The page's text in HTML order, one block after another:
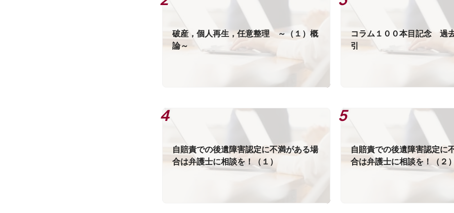
破産，個人再生，任意整理 ～（１）概
論～
コラム１００本目記念 過
引
自賠責での後遺障害認定に不満がある場
合は弁護士に相談を！（１）
自賠責での後遺障害認定に
合は弁護士に相談を！（２